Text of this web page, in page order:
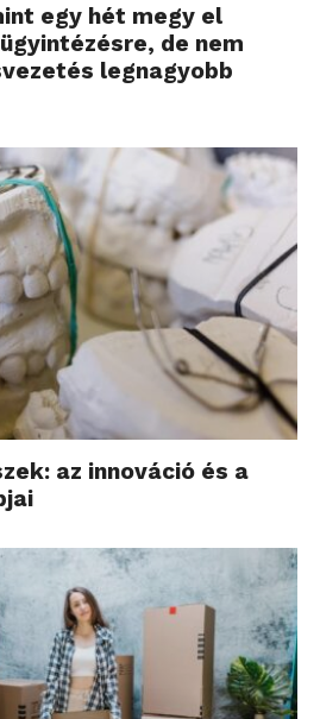
egy hét megy el
de nem
legnagyobb
az innováció és a